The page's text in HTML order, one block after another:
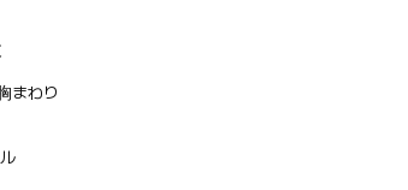
まわり